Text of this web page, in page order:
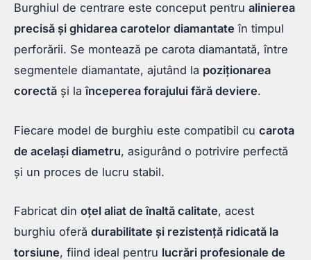
Burghiul de centrare este conceput pentru alinierea
precisă și ghidarea carotelor diamantate în timpul
perforării. Se montează pe carota diamantată, între
segmentele diamantate, ajutând la poziționarea
corectă și laînceperea forajului fără deviere.
Fiecare model de burghiu este compatibil cu carota
de același diametru, asigurând o potrivire perfectă
și un proces de lucru stabil.
Fabricat din oțel aliat de înaltă calitate, acest
burghiu oferă durabilitate și rezistență ridicată la
torsiune, fiind ideal pentru lucrări profesionale de